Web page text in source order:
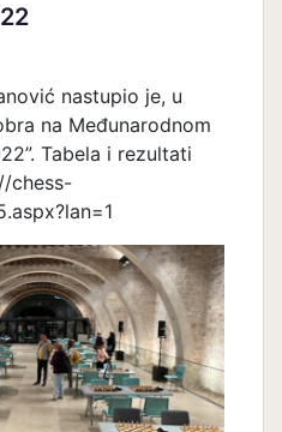
nastupio je, u
na Međunarodnom
Tabela i rezultati
chess-